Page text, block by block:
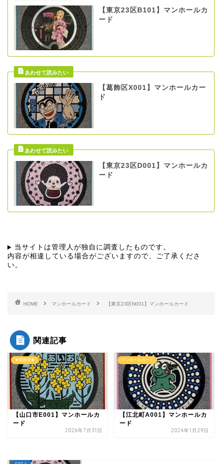
【東京23区B101】マンホールカ
ード
【葛飾区X001】マンホールカー
ド
【東京23区D001】マンホールカ
ード
当サイトは管理人が独自に調査したものです。
内容が相違している場合がございますので、ご了承くださ
い。
HOME マンホールカード 【東京23区N001】マンホールカード
関連記事
★最新弾★
【山口市E001】マンホールカ
ード
2026年7月31日
マンホールカード
【江北町A001】マンホールカ
ード
2024年1月29日